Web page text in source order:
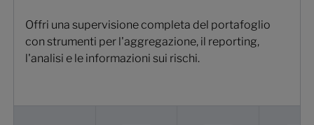
Offri una supervisione completa del portafoglio
con strumenti per l'aggregazione, il reporting,
l'analisi e le informazioni sui rischi.